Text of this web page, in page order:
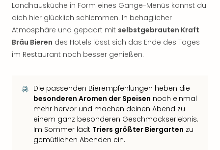
Landhausküche in Form eines Gänge-Menüs kannst du
dich hier glücklich schlemmen. In behaglicher
Atmosphäre und gepaart mit selbstgebrauten Kraft
Bräu Bieren des Hotels lässt sich das Ende des Tages
im Restaurant noch besser genießen.
Die passenden Bierempfehlungen heben die
besonderen Aromen der Speisen noch einmal
mehr hervor und machen deinen Abend zu
einem ganz besonderen Geschmackserlebnis.
Im Sommer lädt Triers größter Biergarten zu
gemütlichen Abenden ein.